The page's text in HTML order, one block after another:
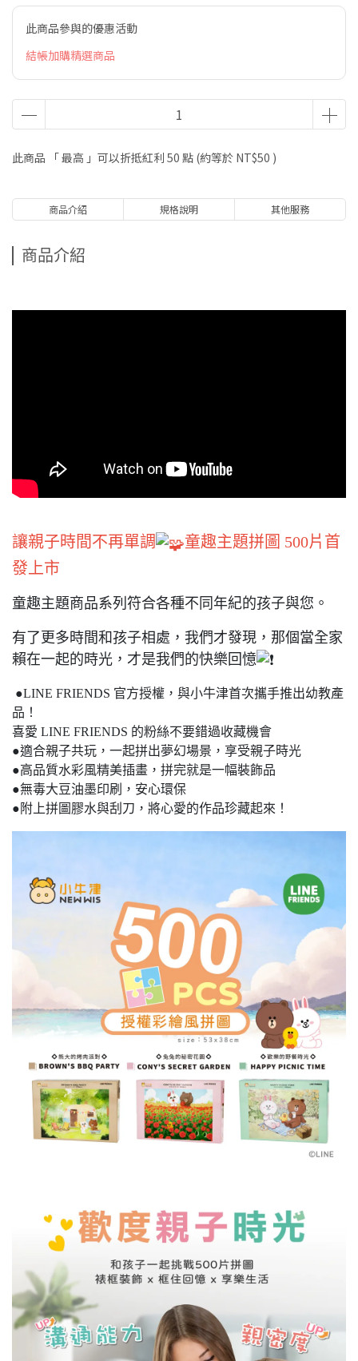
此商品參與的優惠活動
結帳加購精選商品
此商品 「 最高 」可以折抵紅利 50 點 (約等於 NT$50 )
商品介紹 規格說明 其他服務
商品介紹
讓親子時間不再單調
童趣主題拼圖 500片首
發上市
童趣主題商品系列符合各種不同年紀的孩子與您。
有了更多時間和孩子相處，我們才發現，那個當全家
賴在一起的時光，才是我們的快樂回憶
●LINE FRIENDS 官方授權，與小牛津首次攜手推出幼教產
品！
喜愛 LINE FRIENDS 的粉絲不要錯過收藏機會
●適合親子共玩，一起拼出夢幻場景，享受親子時光
●高品質水彩風精美插畫，拼完就是一幅裝飾品
●無毒大豆油墨印刷，安心環保
●附上拼圖膠水與刮刀，將心愛的作品珍藏起來！